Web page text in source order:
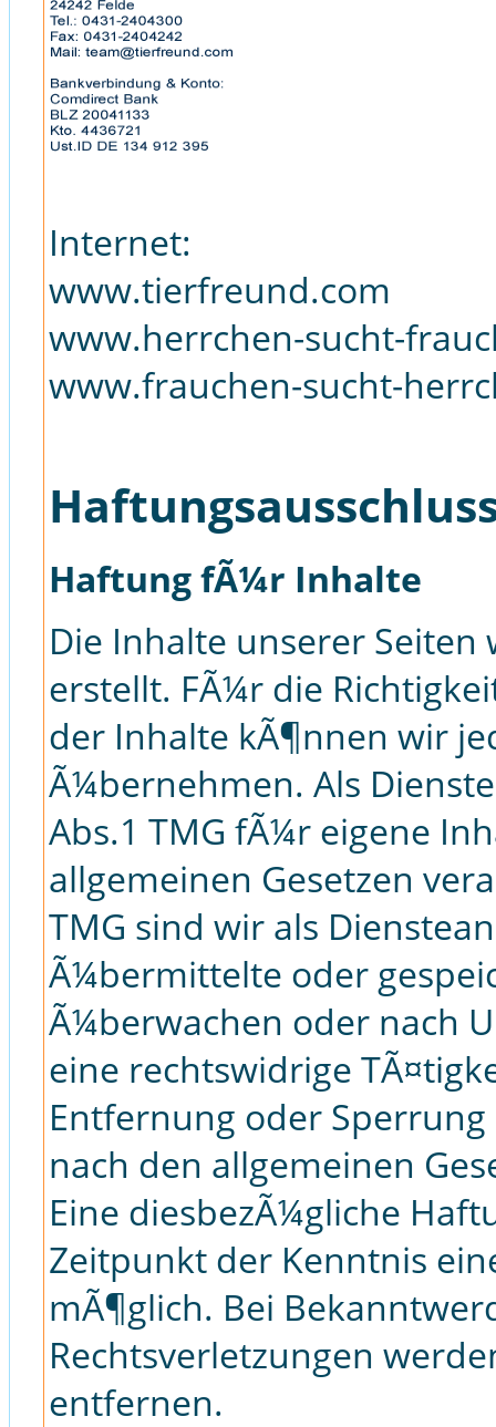
Internet:
www.tierfreund.com
www.herrchen-sucht-
www.frauchen-sucht-
Haftung fÃ¼r Inhalte
Die Inhalte unserer
erstellt. FÃ¼r die
der Inhalte kÃ¶nnen wir
Ã¼bernehmen. Als
Abs.1 TMG fÃ¼r eigene
allgemeinen Gesetzen
TMG sind wir als
Ã¼bermittelte oder
Ã¼berwachen oder nach
eine rechtswidrige
Entfernung oder
nach den allgemeinen
Eine diesbezÃ¼gliche
Zeitpunkt der Kenntnis
mÃ¶glich. Bei
Rechtsverletzungen
entfernen.